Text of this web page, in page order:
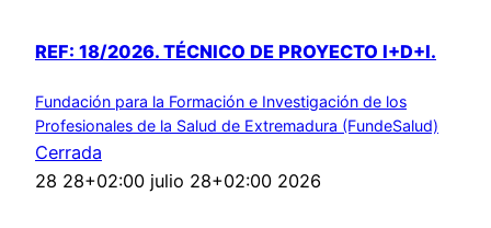
REF: 18/2026. TÉCNICO DE PROYECTO I+D+I.
Fundación para la Formación e Investigación de los
Profesionales de la Salud de Extremadura (FundeSalud)
Cerrada
28 28+02:00 julio 28+02:00 2026